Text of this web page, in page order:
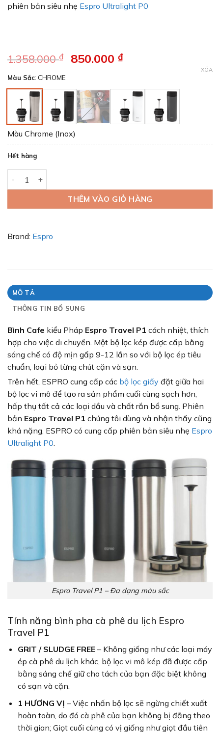
phiên bản siêu nhẹ Espro Ultralight P0
1.358.000₫
Giá
1.358.000 ₫.
850.000₫
là:
850.000 ₫.
Màu Sắc: CHROME
XÓA
Màu Chrome (Inox)
Hết hàng
THÊM VÀO GIỎ HÀNG
Brand: Espro
MÔ TẢ
THÔNG TIN BỔ SUNG
Bình Cafe kiểu Pháp Espro Travel P1 cách nhiệt, thích
hợp cho việc di chuyển. Một bộ lọc kép được cấp bằng
sáng chế có độ mịn gấp 9-12 lần so với bộ lọc ép tiêu
chuẩn, loại bỏ từng chút cặn và sạn.
Trên hết, ESPRO cung cấp các bộ lọc giấy đặt giữa hai
bộ lọc vi mô để tạo ra sản phẩm cuối cùng sạch hơn,
hấp thụ tất cả các loại dầu và chất rắn bổ sung. Phiên
bản Espro Travel P1 chúng tôi dùng và nhận thấy cũng
khá nặng, ESPRO có cung cấp phiên bản siêu nhẹ Espro
Ultralight P0.
Espro Travel P1 – Đa dạng màu sắc
Tính năng bình pha cà phê du lịch Espro
Travel P1
GRIT / SLUDGE FREE– Không giống như các loại máy
ép cà phê du lịch khác, bộ lọc vi mô kép đã được cấp
bằng sáng chế giữ cho tách của bạn đặc biệt không
có sạn và cặn.
1 HƯƠNG VỊ – Việc nhấn bộ lọc sẽ ngừng chiết xuất
hoàn toàn, do đó cà phê của bạn không bị đắng theo
thời gian; Giọt cuối cùng có vị giống như giọt đầu tiên